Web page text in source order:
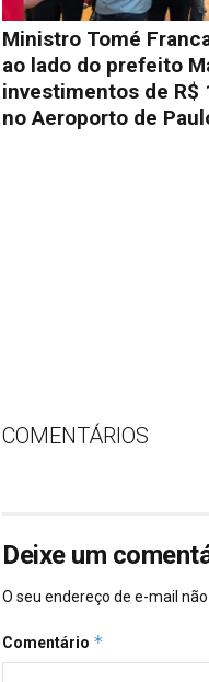
Ministro Tomé
ao lado do prefeito
investimentos de R$
no Aeroporto de
COMENTÁRIOS
Deixe um
O seu endereço de e-mail
Comentário *